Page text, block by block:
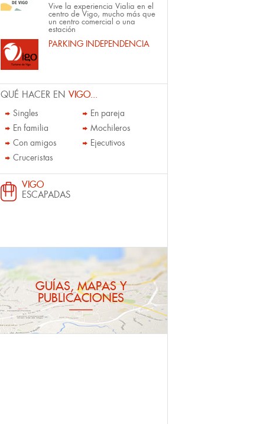
Vive la experiencia Vialia en el
centro de Vigo, mucho más que
un centro comercial o una
estación
PARKING INDEPENDENCIA
QUÉ HACER EN VIGO...
Singles
En pareja
En familia
Mochileros
Con amigos
Ejecutivos
Cruceristas
VIGO
ESCAPADAS
GUÍAS, MAPAS Y
PUBLICACIONES